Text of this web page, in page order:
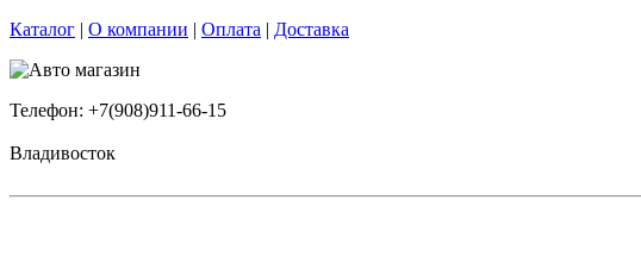
Каталог | О компании | Оплата | Доставка
Телефон: +7(908)911-66-15
Владивосток